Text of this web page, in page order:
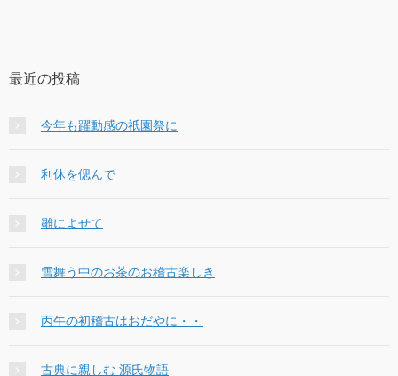
最近の投稿
今年も躍動感の祇園祭に
利休を偲んで
雛によせて
雪舞う中のお茶のお稽古楽しき
丙午の初稽古はおだやに・・
古典に親しむ 源氏物語